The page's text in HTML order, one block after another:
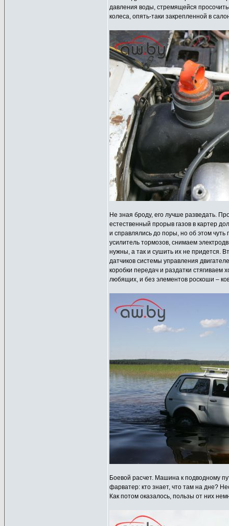
давления воды, стремящейся
колеса, опять-таки закрепленной в
Не зная броду, его лучше разведать.
естественный прорыв газов в картер
и справлялись до поры, но об этом
усилитель тормозов, снимаем
нужны, а так и сушить их не придется.
датчиков системы управления
коробки передач и раздатки
любящих, и без элементов роскоши –
Боевой расчет. Машина к подводному
фарватер: кто знает, что там на дне?
Как потом оказалось, пользы от них